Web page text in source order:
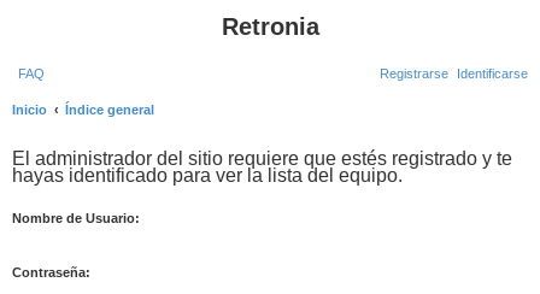
Retronia
FAQ Identificarse
Registrarse
Inicio
Índice general
El administrador del sitio requiere que estés registrado y te
hayas identificado para ver la lista del equipo.
Nombre de Usuario:
Contraseña: